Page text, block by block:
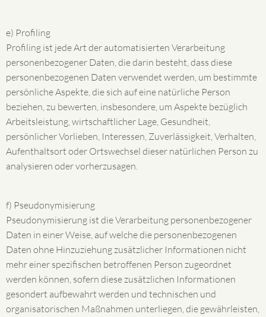
e) Profiling
Profiling ist jede Art der automatisierten Verarbeitung
personenbezogener Daten, die darin besteht, dass diese
personenbezogenen Daten verwendet werden, um bestimmte
persönliche Aspekte, die sich auf eine natürliche Person
beziehen, zu bewerten, insbesondere, um Aspekte bezüglich
Arbeitsleistung, wirtschaftlicher Lage, Gesundheit,
persönlicher Vorlieben, Interessen, Zuverlässigkeit, Verhalten,
Aufenthaltsort oder Ortswechsel dieser natürlichen Person zu
analysieren oder vorherzusagen.
f) Pseudonymisierung
Pseudonymisierung ist die Verarbeitung personenbezogener
Daten in einer Weise, auf welche die personenbezogenen
Daten ohne Hinzuziehung zusätzlicher Informationen nicht
mehr einer spezifischen betroffenen Person zugeordnet
werden können, sofern diese zusätzlichen Informationen
gesondert aufbewahrt werden und technischen und
organisatorischen Maßnahmen unterliegen, die gewährleisten,